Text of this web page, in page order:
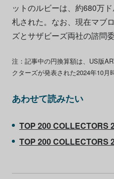
ットのルビーは、約680万
札された。なお、現在マブ
ズとサザビーズ両社の諮問
注：記事中の円換算額は、US版
クターズが発表された2024年10月
あわせて読みたい
TOP 200 COLLECTORS
TOP 200 COLLECTORS